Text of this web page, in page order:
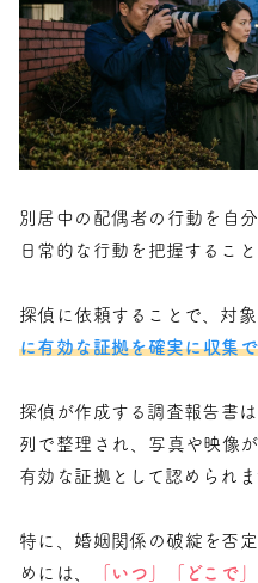
別居中の配偶者の行動を自
日常的な行動を把握すること
探偵に依頼することで、対
に有効な証拠を確実に収集
探偵が作成する調査報告書
列で整理され、写真や映像
有効な証拠として認められま
特に、婚姻関係の破綻を否
めには、
「いつ」「どこで